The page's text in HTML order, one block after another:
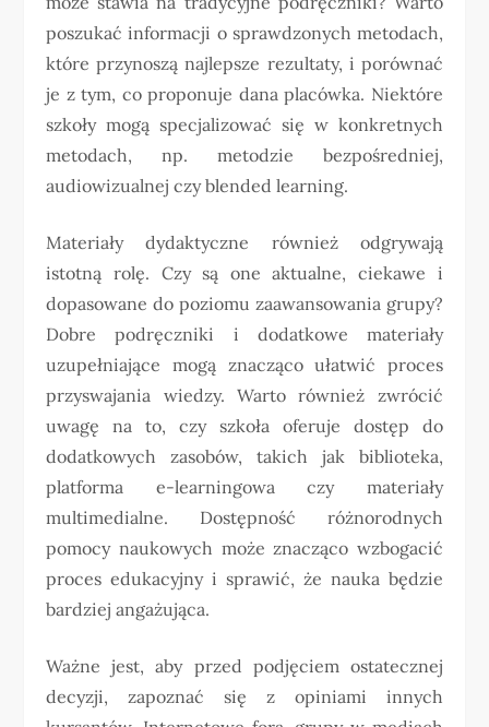
poszukać informacji o sprawdzonych metodach,
które przynoszą najlepsze rezultaty, i porównać
je z tym, co proponuje dana placówka. Niektóre
szkoły mogą specjalizować się w konkretnych
metodach, np. metodzie bezpośredniej,
audiowizualnej czy blended learning.
Materiały dydaktyczne również odgrywają
istotną rolę. Czy są one aktualne, ciekawe i
dopasowane do poziomu zaawansowania grupy?
Dobre podręczniki i dodatkowe materiały
uzupełniające mogą znacząco ułatwić proces
przyswajania wiedzy. Warto również zwrócić
uwagę na to, czy szkoła oferuje dostęp do
dodatkowych zasobów, takich jak biblioteka,
platforma e-learningowa czy materiały
multimedialne. Dostępność różnorodnych
pomocy naukowych może znacząco wzbogacić
proces edukacyjny i sprawić, że nauka będzie
bardziej angażująca.
Ważne jest, aby przed podjęciem ostatecznej
decyzji, zapoznać się z opiniami innych